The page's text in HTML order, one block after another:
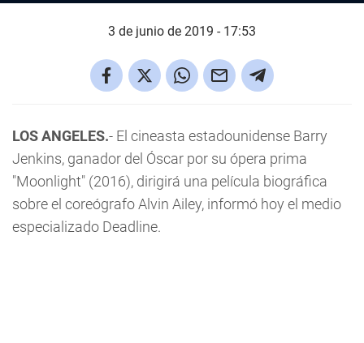
3 de junio de 2019 - 17:53
LOS ANGELES.- El cineasta estadounidense Barry
Jenkins, ganador del Óscar por su ópera prima
"Moonlight" (2016), dirigirá una película biográfica
sobre el coreógrafo Alvin Ailey, informó hoy el medio
especializado Deadline.